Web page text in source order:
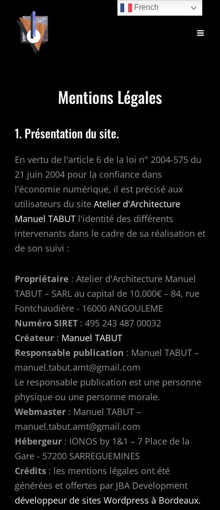
Mentions Légales
1. Présentation du site.
En vertu de l'article 6 de la loi n° 2004-575 du
21 juin 2004 pour la confiance dans
l'économie numérique, il est précisé aux
utilisateurs du site Atelier d'Architecture
Manuel TABUT l'identité des différents
intervenants dans le cadre de sa réalisation et
de son suivi :
Propriétaire : Atelier d'Architecture Manuel
TABUT – SARL au capital de 10.000€ – 84, rue
Fontchaudière - 16000 ANGOULEME
Numéro SIRET : 495 243 487 00032
Créateur : Manuel TABUT
Responsable publication : Manuel TABUT –
manuel.tabut.amt@gmail.com
Le responsable publication est une personne
physique ou une personne morale.
Webmaster : Manuel TABUT –
manuel.tabut.amt@gmail.com
Hébergeur : IONOS by 1&1 – 7 Place de la
Gare - 57200 SARREGUEMINES
Crédits : les mentions légales ont été
générées et offertes par JBA Development
développeur de sites Wordpress à Bordeaux.
French